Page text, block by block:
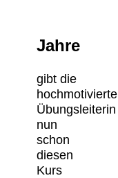
Jahre
gibt die
hochmotivierte
Übungsleiterin
nun
schon
diesen
Kurs